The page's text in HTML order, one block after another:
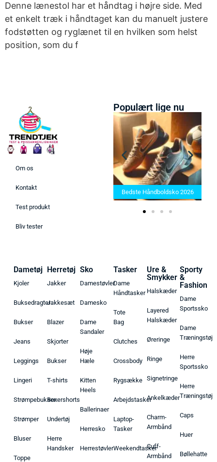
Denne lænestol har et håndtag i højre side. Med
et enkelt træk i håndtaget kan du manuelt justere
fodstøtten og ryglænet til en hvilken som helst
position, som du f
Om os
Kontakt
Test produkt
Bliv tester
Populært lige nu
Bedste Saunatæppe 2025 –
Find de bedste produkter her!
Bedste Håndboldsko 2026
Dametøj
Kjoler
Buksedragter
Bukser
Jeans
Leggings
Lingeri
Strømpebukser
Strømper
Bluser
Toppe
Herretøj
Jakker
Jakkesæt
Blazer
Skjorter
Bukser
T-shirts
Boxershorts
Undertøj
Herre
Handsker
Sko
Damestøvler
Damesko
Dame
Sandaler
Høje
Hæle
Kitten
Heels
Ballerinaer
Herresko
Herrestøvler
Tasker
Dame
Håndtasker
Tote
Bag
Clutches
Crossbody
Rygsække
Arbejdstasker
Laptop-
Tasker
Weekendtasker
Ure &
Smykker
Halskæder
Layered
Halskæder
Øreringe
Ringe
Signetringe
Ankelkæder
Charm-
Armbånd
Cuff-
Armbånd
Sporty
&
Fashion
Dame
Sportssko
Dame
Træningstøj
Herre
Sportssko
Herre
Træningstøj
Caps
Huer
Bøllehatte